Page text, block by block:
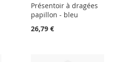
Présentoir à dragées
papillon - bleu
26,79 €